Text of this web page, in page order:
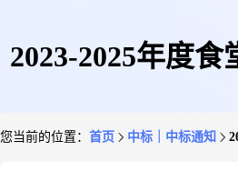
2023-2025年度
您当前的位置： 首页 中标｜中标通知